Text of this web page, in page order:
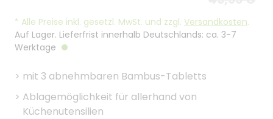
* Alle Preise inkl. gesetzl. MwSt. und zzgl. Versandkosten.
Auf Lager. Lieferfrist innerhalb Deutschlands: ca. 3-7
Werktage
> mit 3 abnehmbaren Bambus-Tabletts
> Ablagemöglichkeit für allerhand von
Küchenutensilien